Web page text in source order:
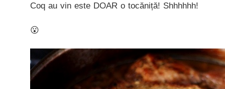
Coq au vin este DOAR o tocăniță! Shhhhhh!
😮